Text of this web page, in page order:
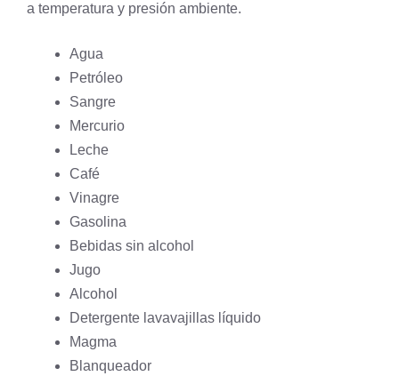
a temperatura y presión ambiente.
Agua
Petróleo
Sangre
Mercurio
Leche
Café
Vinagre
Gasolina
Bebidas sin alcohol
Jugo
Alcohol
Detergente lavavajillas líquido
Magma
Blanqueador